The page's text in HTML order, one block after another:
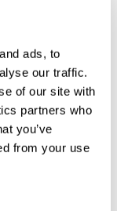
ads, to
our traffic.
of our site with
partners who
you’ve
from your use
mit
low noise)